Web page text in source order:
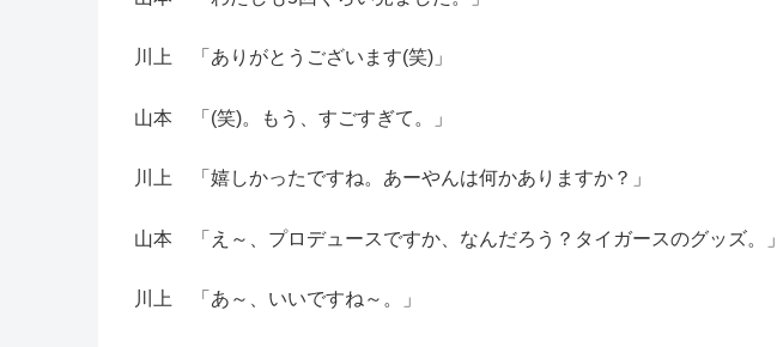
川上 「ありがとうございます(笑)」
山本 「(笑)。もう、すごすぎて。」
川上 「嬉しかったですね。あーやんは何かありますか？」
山本 「え～、プロデュースですか、なんだろう？タイガースのグッズ。」
川上 「あ～、いいですね～。」